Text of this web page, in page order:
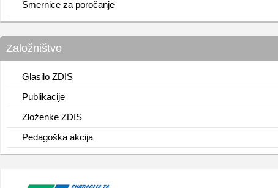
Smernice za poročanje
Založništvo
Glasilo ZDIS
Publikacije
Zloženke ZDIS
Pedagoška akcija